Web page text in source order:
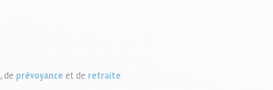
, de prévoyance et de retraite